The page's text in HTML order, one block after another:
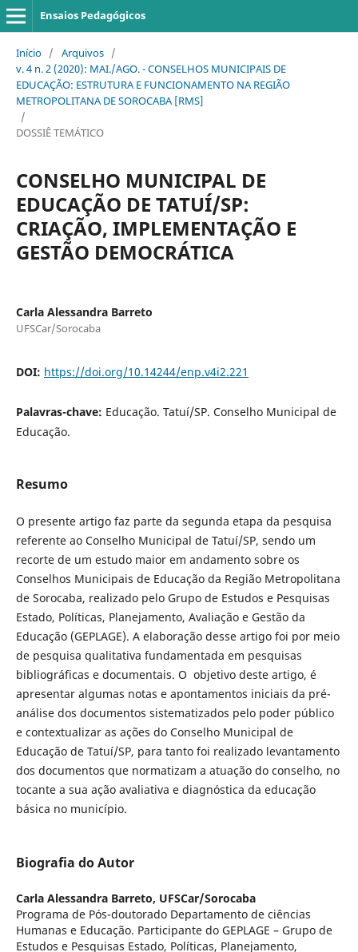
Ensaios Pedagógicos
Início / Arquivos /
v. 4 n. 2 (2020): MAI./AGO. - CONSELHOS MUNICIPAIS DE
EDUCAÇÃO: ESTRUTURA E FUNCIONAMENTO NA REGIÃO
METROPOLITANA DE SOROCABA [RMS]
/
DOSSIÊ TEMÁTICO
CONSELHO MUNICIPAL DE
EDUCAÇÃO DE TATUÍ/SP:
CRIAÇÃO, IMPLEMENTAÇÃO E
GESTÃO DEMOCRÁTICA
Carla Alessandra Barreto
UFSCar/Sorocaba
DOI: https://doi.org/10.14244/enp.v4i2.221
Palavras-chave: Educação. Tatuí/SP. Conselho Municipal de
Educação.
Resumo
O presente artigo faz parte da segunda etapa da pesquisa
referente ao Conselho Municipal de Tatuí/SP, sendo um
recorte de um estudo maior em andamento sobre os
Conselhos Municipais de Educação da Região Metropolitana
de Sorocaba, realizado pelo Grupo de Estudos e Pesquisas
Estado, Políticas, Planejamento, Avaliação e Gestão da
Educação (GEPLAGE). A elaboração desse artigo foi por meio
de pesquisa qualitativa fundamentada em pesquisas
bibliográficas e documentais. O objetivo deste artigo, é
apresentar algumas notas e apontamentos iniciais da pré-
análise dos documentos sistematizados pelo poder público
e contextualizar as ações do Conselho Municipal de
Educação de Tatuí/SP, para tanto foi realizado levantamento
dos documentos que normatizam a atuação do conselho, no
tocante a sua ação avaliativa e diagnóstica da educação
básica no município.
Biografia do Autor
Carla Alessandra Barreto, UFSCar/Sorocaba
Programa de Pós-doutorado Departamento de ciências
Humanas e Educação. Participante do GEPLAGE – Grupo de
Estudos e Pesquisas Estado, Políticas, Planejamento,